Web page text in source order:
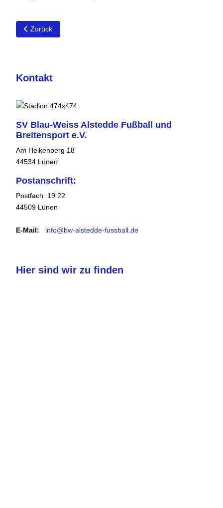
Vorheriger Beitrag: Reibekuchenessen für Jedermann ein
Zurück
Kontakt
SV Blau-Weiss Alstedde Fußball und
Breitensport e.V.
Am Heikenberg 18
44534 Lünen
Postanschrift:
Postfach: 19 22
44509 Lünen
E-Mail: info@bw-alstedde-fussball.de
Hier sind wir zu finden